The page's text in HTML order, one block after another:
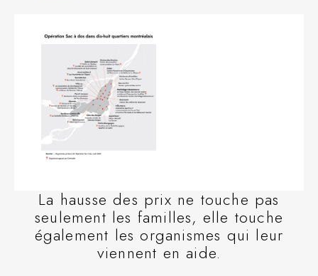
La hausse des prix ne touche pas
seulement les familles, elle touche
également les organismes qui leur
viennent en aide.